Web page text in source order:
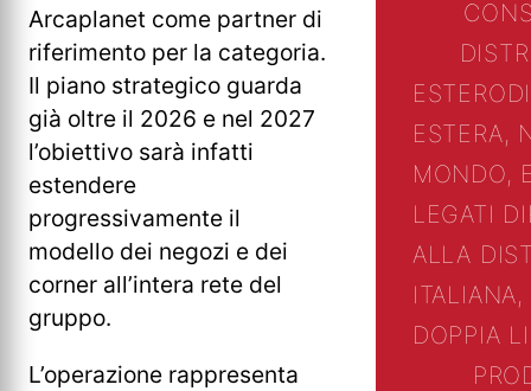
Arcaplanet come partner di
riferimento per la categoria.
Il piano strategico guarda
già oltre il 2026 e nel 2027
l’obiettivo sarà infatti
estendere
progressivamente il
modello dei negozi e dei
corner all’intera rete del
gruppo.
L’operazione rappresenta
ESTERO
ESTERA,
MONDO,
LEGATI
ALLA
DOPPIA